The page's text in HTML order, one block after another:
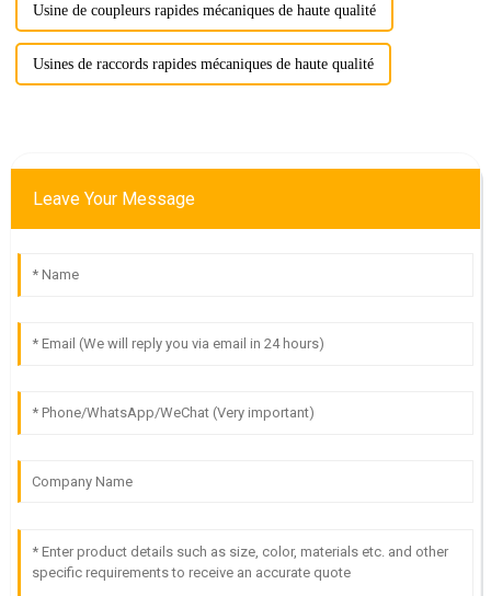
Usine de coupleurs rapides mécaniques de haute qualité
Usines de raccords rapides mécaniques de haute qualité
Leave Your Message